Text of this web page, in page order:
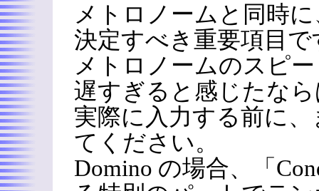
メトロノームと同時
決定すべき重要項目で
メトロノームのスピ
遅すぎると感じたな
実際に入力する前に
てください。
Domino の場合、「